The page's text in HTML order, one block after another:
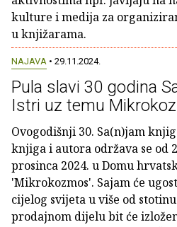
kulture i medija za
u knjižarama.
NAJAVA • 29.11.2024.
Pula slavi 30 godina
Istri uz temu
Ovogodišnji 30. Sa(n)jam
knjiga i autora održava se od
prosinca 2024. u Domu
'Mikrokozmos'. Sajam će
cijelog svijeta u više od
prodajnom dijelu bit će